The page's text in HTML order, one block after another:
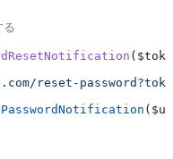
る
(
reset-
(